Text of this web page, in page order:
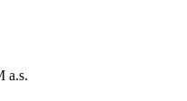
a.s.